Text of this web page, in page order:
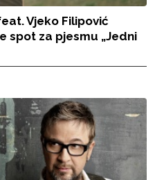
Vjeko Filipović
spot za pjesmu „Jedni